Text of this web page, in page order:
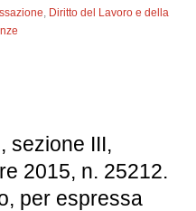
, Diritto del Lavoro e della
sezione III,
2015, n. 25212.
per espressa